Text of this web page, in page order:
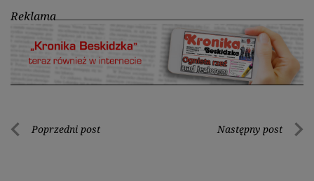
Reklama
Nawigacja
Poprzedni post Następny post